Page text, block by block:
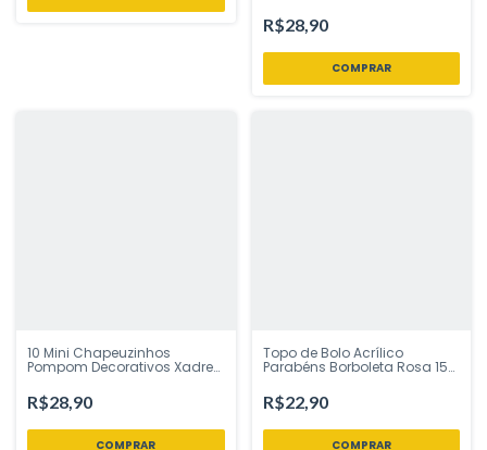
Inspire sua Festa Loja
R$28,90
10 Mini Chapeuzinhos
Pompom Decorativos Xadrez
Inspire sua Festa Loja
R$28,90
Topo de Bolo Acrílico
Parabéns Borboleta Rosa 15
Festa Loja
R$22,90